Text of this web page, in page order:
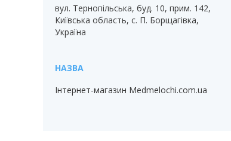
вул. Тернопільська, буд. 10, прим. 142,
Київська область, с. П. Борщагівка,
Україна
Інтернет-магазин Medmelochi.com.ua